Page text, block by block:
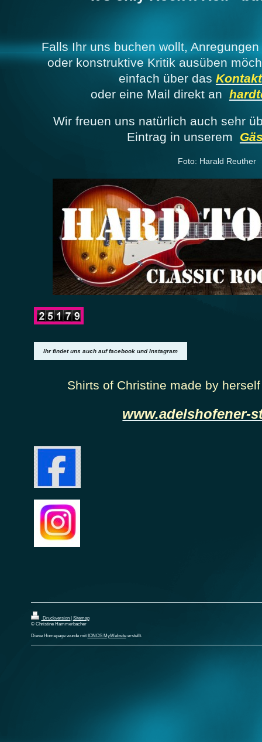
Falls Ihr uns buchen wollt,
oder konstruktive Kritik ausüben
einfach über das
oder eine Mail direkt an
Wir freuen uns natürlich auch sehr
Eintrag in unserem
Foto: Harald Reuther
Ihr findet uns auch auf facebook und Instagram
Shirts of Christine made by
www.adelshofener-
Druckversion
Sitemap
© Christine Hammerbacher
Diese Homepage wurde mit IONOS MyWebsiteerstellt.